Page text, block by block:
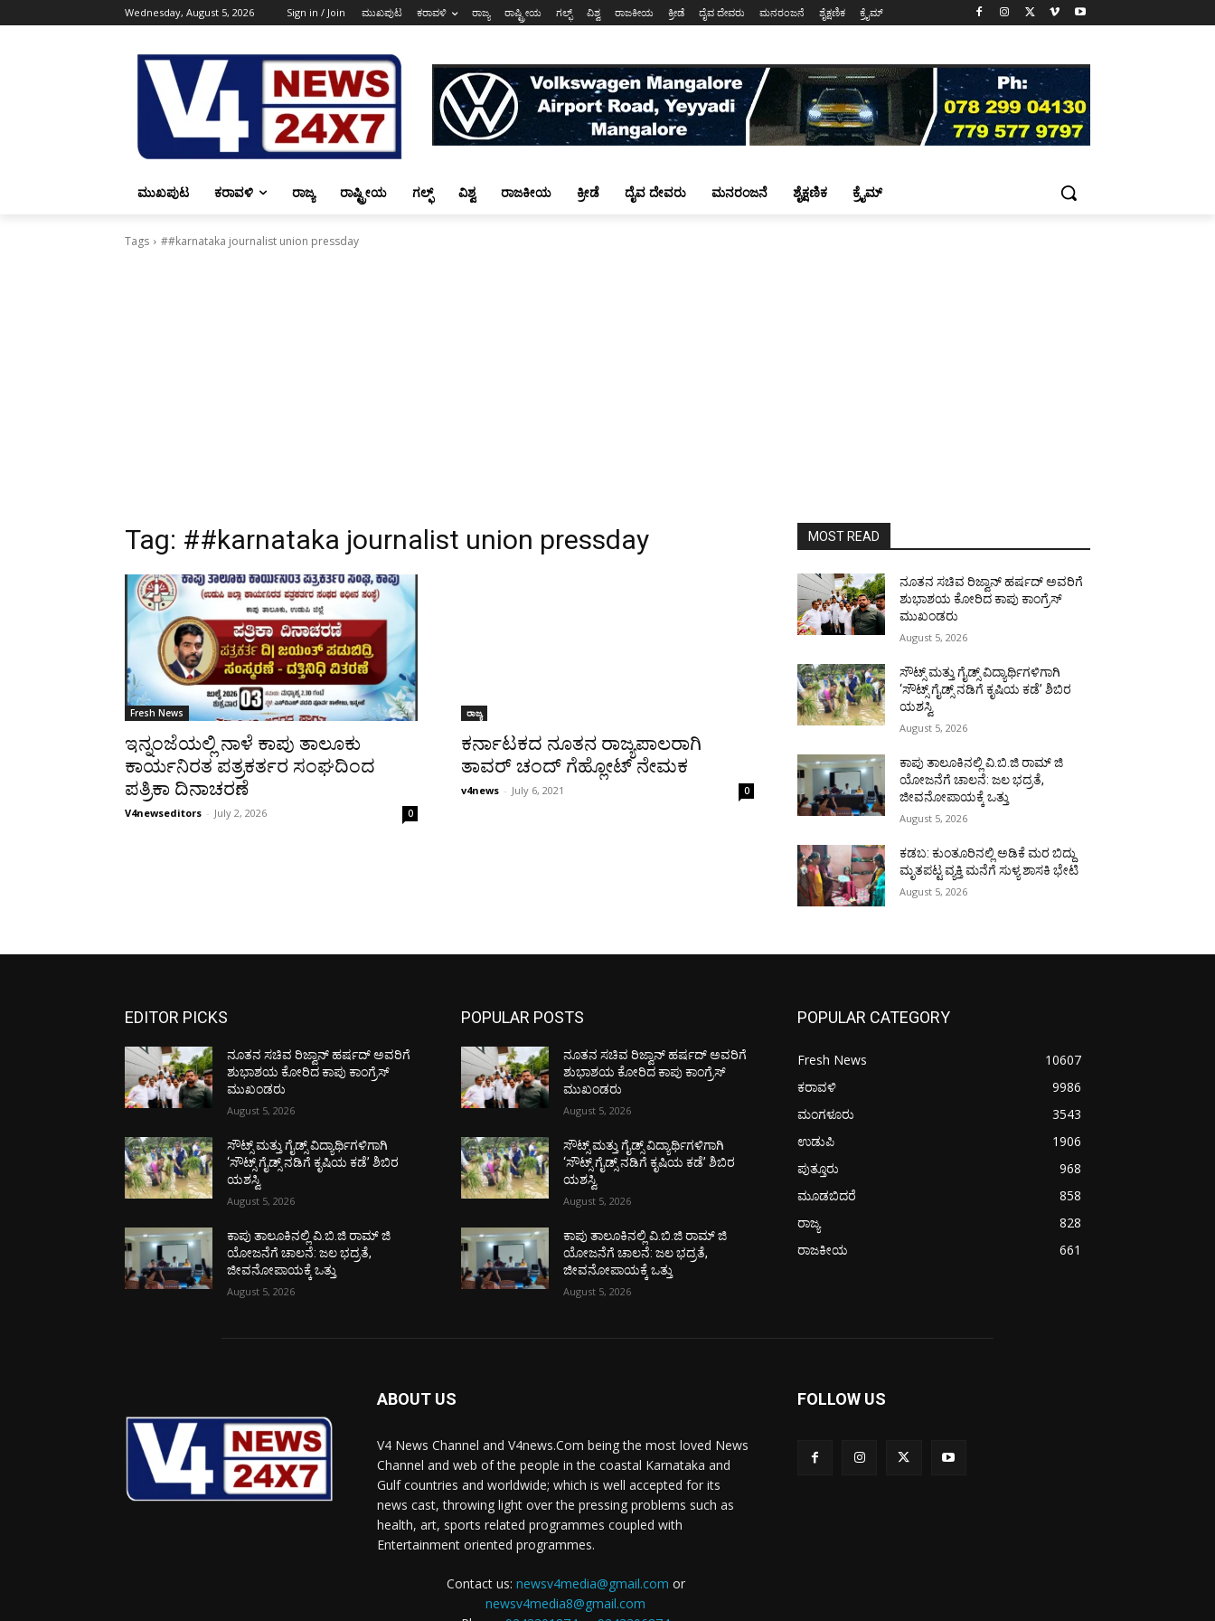
Wednesday, August 5, 2026 Sign in / Join ಮುಖಪುಟ ಕರಾವಳಿ ರಾಜ್ಯ ರಾಷ್ಟ್ರೀಯ ಗಲ್ಫ್ ವಿಶ್ವ ರಾಜಕೀಯ ಕ್ರೀಡೆ ದೈವ ದೇವರು ಮನರಂಜನೆ ಶೈಕ್ಷಣಿಕ ಕ್ರೈಮ್
ಮುಖಪುಟ ಕರಾವಳಿ ರಾಜ್ಯ ರಾಷ್ಟ್ರೀಯ ಗಲ್ಫ್ ವಿಶ್ವ ರಾಜಕೀಯ ಕ್ರೀಡೆ ದೈವ ದೇವರು ಮನರಂಜನೆ ಶೈಕ್ಷಣಿಕ ಕ್ರೈಮ್
Tags ##karnataka journalist union pressday
Tag: ##karnataka journalist union pressday
Fresh News
ಇನ್ನಂಜೆಯಲ್ಲಿ ನಾಳೆ ಕಾಪು ತಾಲೂಕು
ಕಾರ್ಯನಿರತ ಪತ್ರಕರ್ತರ ಸಂಘದಿಂದ
ಪತ್ರಿಕಾ ದಿನಾಚರಣೆ
V4newseditors - July 2, 2026 0
ರಾಜ್ಯ
ಕರ್ನಾಟಕದ ನೂತನ ರಾಜ್ಯಪಾಲರಾಗಿ
ತಾವರ್ ಚಂದ್ ಗೆಹ್ಲೋಟ್ ನೇಮಕ
v4news - July 6, 2021 0
MOST READ
ನೂತನ ಸಚಿವ ರಿಜ್ವಾನ್ ಹರ್ಷದ್ ಅವರಿಗೆ
ಶುಭಾಶಯ ಕೋರಿದ ಕಾಪು ಕಾಂಗ್ರೆಸ್
ಮುಖಂಡರು
August 5, 2026
ಸೌಟ್ಸ್ ಮತ್ತು ಗೈಡ್ಸ್ ವಿದ್ಯಾರ್ಥಿಗಳಿಗಾಗಿ
‘ಸೌಟ್ಸ್ ಗೈಡ್ಸ್ ನಡಿಗೆ ಕೃಷಿಯ ಕಡೆ’ ಶಿಬಿರ
ಯಶಸ್ವಿ
August 5, 2026
ಕಾಪು ತಾಲೂಕಿನಲ್ಲಿ ವಿ.ಬಿ.ಜಿ ರಾಮ್ ಜಿ
ಯೋಜನೆಗೆ ಚಾಲನೆ: ಜಲ ಭದ್ರತೆ,
ಜೀವನೋಪಾಯಕ್ಕೆ ಒತ್ತು
August 5, 2026
ಕಡಬ: ಕುಂತೂರಿನಲ್ಲಿ ಅಡಿಕೆ ಮರ ಬಿದ್ದು
ಮೃತಪಟ್ಟ ವ್ಯಕ್ತಿ ಮನೆಗೆ ಸುಳ್ಯ ಶಾಸಕಿ ಭೇಟಿ
August 5, 2026
EDITOR PICKS
ನೂತನ ಸಚಿವ ರಿಜ್ವಾನ್ ಹರ್ಷದ್ ಅವರಿಗೆ
ಶುಭಾಶಯ ಕೋರಿದ ಕಾಪು ಕಾಂಗ್ರೆಸ್
ಮುಖಂಡರು
August 5, 2026
ಸೌಟ್ಸ್ ಮತ್ತು ಗೈಡ್ಸ್ ವಿದ್ಯಾರ್ಥಿಗಳಿಗಾಗಿ
‘ಸೌಟ್ಸ್ ಗೈಡ್ಸ್ ನಡಿಗೆ ಕೃಷಿಯ ಕಡೆ’ ಶಿಬಿರ
ಯಶಸ್ವಿ
August 5, 2026
ಕಾಪು ತಾಲೂಕಿನಲ್ಲಿ ವಿ.ಬಿ.ಜಿ ರಾಮ್ ಜಿ
ಯೋಜನೆಗೆ ಚಾಲನೆ: ಜಲ ಭದ್ರತೆ,
ಜೀವನೋಪಾಯಕ್ಕೆ ಒತ್ತು
August 5, 2026
POPULAR POSTS
ನೂತನ ಸಚಿವ ರಿಜ್ವಾನ್ ಹರ್ಷದ್ ಅವರಿಗೆ
ಶುಭಾಶಯ ಕೋರಿದ ಕಾಪು ಕಾಂಗ್ರೆಸ್
ಮುಖಂಡರು
August 5, 2026
ಸೌಟ್ಸ್ ಮತ್ತು ಗೈಡ್ಸ್ ವಿದ್ಯಾರ್ಥಿಗಳಿಗಾಗಿ
‘ಸೌಟ್ಸ್ ಗೈಡ್ಸ್ ನಡಿಗೆ ಕೃಷಿಯ ಕಡೆ’ ಶಿಬಿರ
ಯಶಸ್ವಿ
August 5, 2026
ಕಾಪು ತಾಲೂಕಿನಲ್ಲಿ ವಿ.ಬಿ.ಜಿ ರಾಮ್ ಜಿ
ಯೋಜನೆಗೆ ಚಾಲನೆ: ಜಲ ಭದ್ರತೆ,
ಜೀವನೋಪಾಯಕ್ಕೆ ಒತ್ತು
August 5, 2026
POPULAR CATEGORY
Fresh News
10607
ಕರಾವಳಿ
9986
ಮಂಗಳೂರು
3543
ಉಡುಪಿ
1906
ಪುತ್ತೂರು
968
ಮೂಡಬಿದರೆ
858
ರಾಜ್ಯ
828
ರಾಜಕೀಯ
661
ABOUT US
V4 News Channel and V4news.Com being the most loved News
Channel and web of the people in the coastal Karnataka and
Gulf countries and worldwide; which is well accepted for its
news cast, throwing light over the pressing problems such as
health, art, sports related programmes coupled with
Entertainment oriented programmes.
Contact us: newsv4media@gmail.com or
newsv4media8@gmail.com
FOLLOW US